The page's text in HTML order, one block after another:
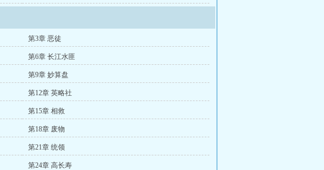
第3章 恶徒
第6章 长江水匪
第9章 妙算盘
第12章 英略社
第15章 相救
第18章 废物
第21章 统领
第24章 高长寿